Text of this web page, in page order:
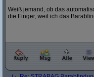
Weiß jemand, ob das
die Finger, weil ich das